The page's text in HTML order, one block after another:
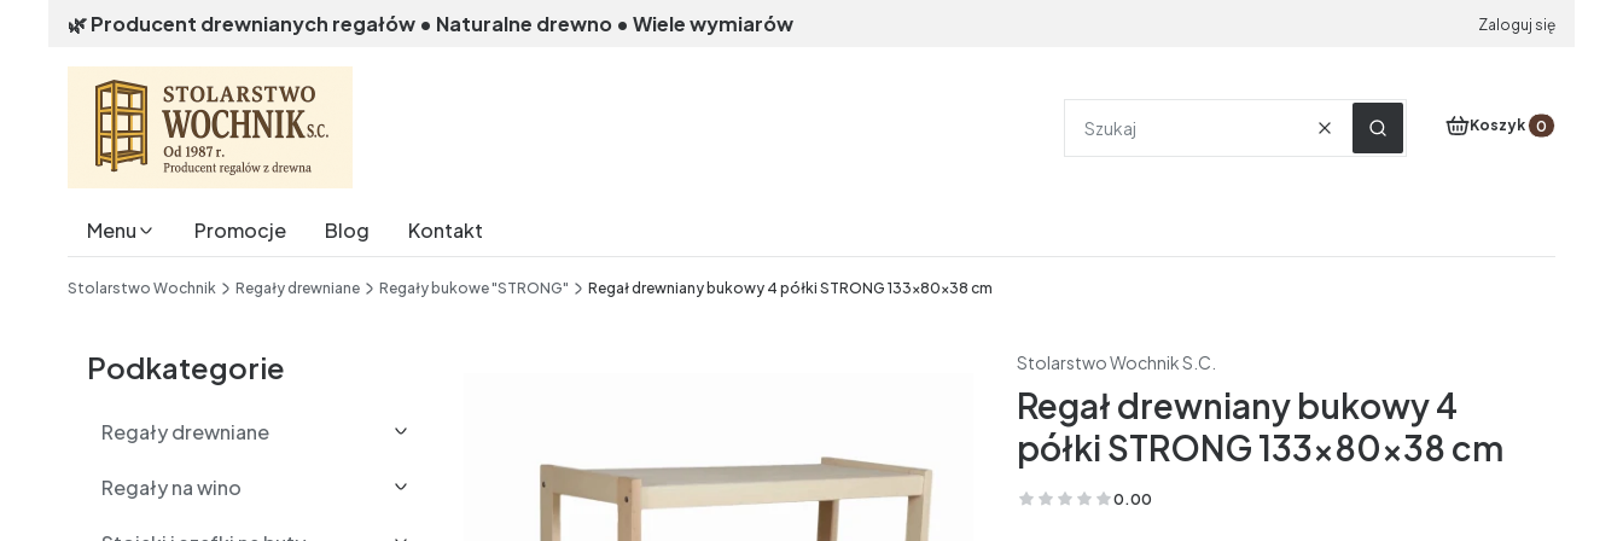
🌿 Producent drewnianych regałów • Naturalne drewno • Wiele wymiarów Zaloguj się
WyczyśćSzukaj
Produkty w
Koszyk
Menu Promocje Blog
Kontakt
Stolarstwo Wochnik Regały drewniane Regały bukowe "STRONG" Regał drewniany bukowy 4 półki STRONG 133x80x38 cm
Podkategorie
Regały drewniane
Regały na wino
Stolarstwo Wochnik S.C.
Regał drewniany bukowy 4
półki STRONG 133x80x38 cm
0.00
(Oceny: 0 Recenzje: 0)